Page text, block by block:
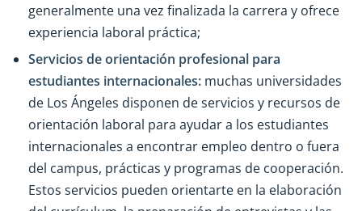
generalmente una vez finalizada la carrera y ofrece
experiencia laboral práctica;
Servicios de orientación profesional para
estudiantes internacionales: muchas universidades
de Los Ángeles disponen de servicios y recursos de
orientación laboral para ayudar a los estudiantes
internacionales a encontrar empleo dentro o fuera
del campus, prácticas y programas de cooperación.
Estos servicios pueden orientarte en la elaboración